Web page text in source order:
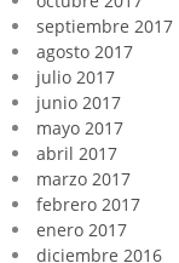
septiembre 2017
agosto 2017
julio 2017
junio 2017
mayo 2017
abril 2017
marzo 2017
febrero 2017
enero 2017
diciembre 2016